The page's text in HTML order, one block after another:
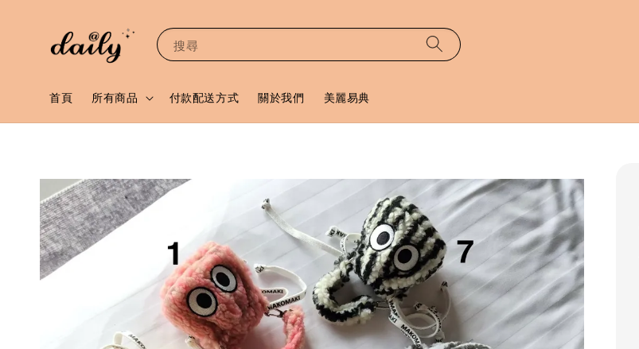
搜尋
首頁 所有商品 付款配送方式 關於我們 美麗易典